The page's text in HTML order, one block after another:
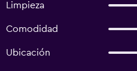
Limpieza
Comodidad
Ubicación